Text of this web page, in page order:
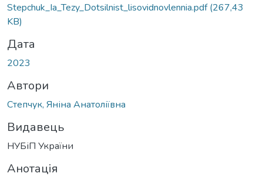
Stepchuk_Ia_Tezy_Dotsilnist_lisovidnovlennia.pdf(267,43
KB)
Дата
2023
Автори
Степчук, Яніна Анатоліївна
Видавець
НУБіП України
Анотація